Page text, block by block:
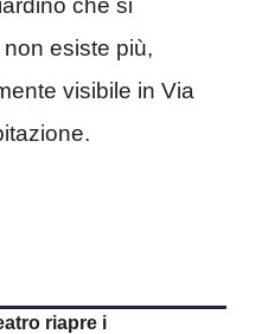
che si
esiste più,
visibile in Via
riapre i